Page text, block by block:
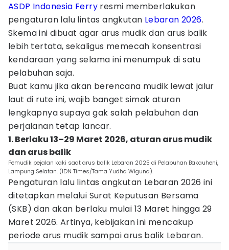
ASDP Indonesia Ferry resmi memberlakukan
pengaturan lalu lintas angkutan Lebaran 2026.
Skema ini dibuat agar arus mudik dan arus balik
lebih tertata, sekaligus memecah konsentrasi
kendaraan yang selama ini menumpuk di satu
pelabuhan saja.
Buat kamu jika akan berencana mudik lewat jalur
laut di rute ini, wajib banget simak aturan
lengkapnya supaya gak salah pelabuhan dan
perjalanan tetap lancar.
1. Berlaku 13–29 Maret 2026, aturan arus mudik
dan arus balik
Pemudik pejalan kaki saat arus balik Lebaran 2025 di Pelabuhan Bakauheni,
Lampung Selatan. (IDN Times/Tama Yudha Wiguna).
Pengaturan lalu lintas angkutan Lebaran 2026 ini
ditetapkan melalui Surat Keputusan Bersama
(SKB) dan akan berlaku mulai 13 Maret hingga 29
Maret 2026. Artinya, kebijakan ini mencakup
periode arus mudik sampai arus balik Lebaran.